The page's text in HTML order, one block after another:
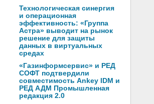
Технологическая синергия
и операционная
эффективность: «Группа
Астра» выводит на рынок
решение для защиты
данных в виртуальных
средах
«Газинформсервис» и РЕД
СОФТ подтвердили
совместимость Ankey IDM и
РЕД АДМ Промышленная
редакция 2.0